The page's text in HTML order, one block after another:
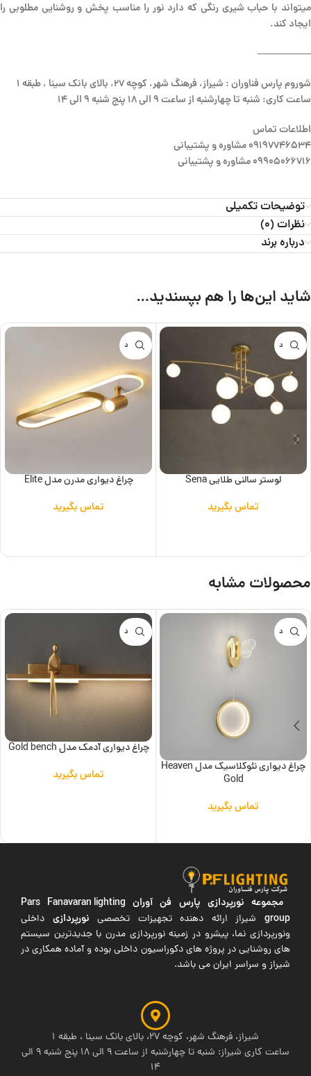
میتواند با حباب شیری رنگی که دارد نور را مناسب پخش و روشنایی مطلوبی را
ایجاد کند.
—————–
شوروم پارس فناوران : شیراز، فرهنگ شهر، کوچه 27، بالای بانک سینا ، طبقه 1
ساعت کاری: شنبه تا چهارشنبه از ساعت 9 الی 18 پنج شنبه 9 الی 14
اطلاعات تماس
09197746534 مشاوره و پشتیبانی
09905066716 مشاوره و پشتیبانی
توضیحات تکمیلی
نظرات (0)
درباره برند
شاید این‌ها را هم بپسندید…
ناموجود
لوستر سالنی طلایی Sena
تماس بگیرید
ناموجود
چراغ دیواری مدرن مدل Elite
تماس بگیرید
محصولات مشابه
ناموجود
چراغ دیواری نئوکلاسیک مدل Heaven
Gold
تماس بگیرید
ناموجود
چراغ دیواری آدمک مدل Gold bench
تماس بگیرید
مجموعه نورپردازی پارس فن آوران Pars Fanavaran lighting
groupشیراز ارائه دهنده تجهیزات تخصصی نورپردازی داخلی
ونورپردازی نما، پیشرو در زمینه نورپردازی مدرن با جدیدترین سیستم
های روشنایی در پروژه های دکوراسیون داخلی بوده و آماده همکاری در
شیراز و سراسر ایران می باشد.
شیراز، فرهنگ شهر، کوچه 27، بالای بانک سینا ، طبقه 1
ساعت کاری شیراز: شنبه تا چهارشنبه از ساعت 9 الی 18 پنج شنبه 9 الی
14